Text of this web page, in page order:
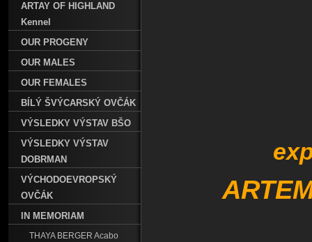
ARTAY OF HIGHLAND
Kennel
OUR PROGENY
OUR MALES
OUR FEMALES
BÍLÝ ŠVÝCARSKÝ OVČÁK
VÝSLEDKY VÝSTAV BŠO
VÝSLEDKY VÝSTAV
DOBRMAN
VÝCHODOEVROPSKÝ
OVČÁK
IN MEMORIAM
THAYA BERGER Acabo